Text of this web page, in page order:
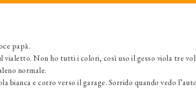
papà.
vialetto. Non ho tutti i colori, così uso il gesso viola tre
normale.
bianca e corro verso il garage. Sorrido quando vedo l’auto